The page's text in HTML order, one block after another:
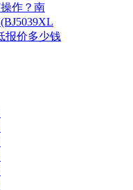
作？南
报价多少钱